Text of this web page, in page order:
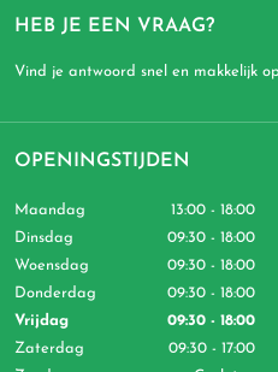
HEB JE EEN VRAAG?
Vind je antwoord snel en makkelijk
OPENINGSTIJDEN
Maandag
13:00 - 18:00
Dinsdag
09:30 - 18:00
Woensdag
09:30 - 18:00
Donderdag
09:30 - 18:00
Vrijdag
09:30 - 18:00
Zaterdag
09:30 - 17:00